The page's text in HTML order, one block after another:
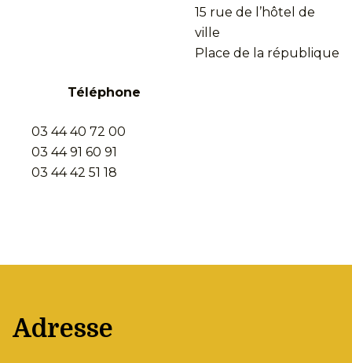
15 rue de l’hôtel de
ville
Place de la république
Téléphone
03 44 40 72 00
03 44 91 60 91
03 44 42 51 18
Adresse